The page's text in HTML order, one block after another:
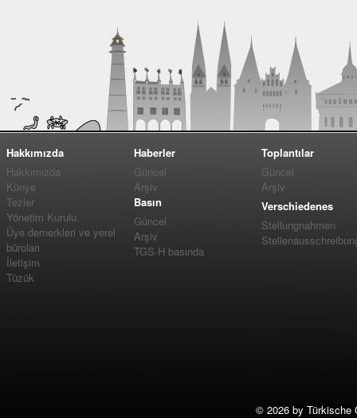
Hakkımızda
Hakkımızda
Künye
Tezler
Yönetim Kurulu
Üye dernerkleri ve yerel
büroları
İletişim
Tüzük
Haberler
Güncel
Arşiv
Basın
Güncel
Arşiv
TGS-H basında
Toplantılar
Güncel
Arşiv
Verschiedenes
Stellungnahmen
© 2026 by Türkische